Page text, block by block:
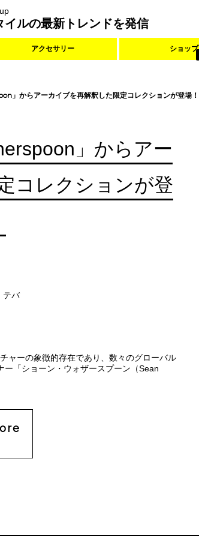
ルの最新トレンドを発信
アクセサリー ショップ
」からアーカイブを再解釈した限定コレクションが登場！
」からアー
コレクションが登
テバ
ャーの象徴的存在であり、数々のグローバル
「ショーン・ウォザースプーン（Sean